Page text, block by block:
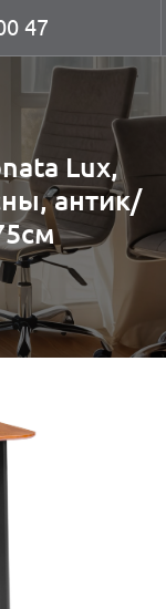
47
Lux,
антик/